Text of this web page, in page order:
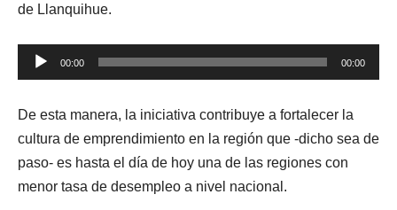
de Llanquihue.
Reproductor
de
00:00 00:00
De esta manera, la iniciativa contribuye a fortalecer la
cultura de emprendimiento en la región que -dicho sea de
paso- es hasta el día de hoy una de las regiones con
menor tasa de desempleo a nivel nacional.